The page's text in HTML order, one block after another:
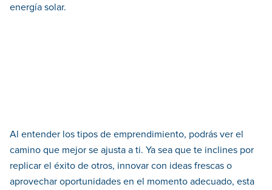
energía solar.
Al entender los tipos de emprendimiento, podrás ver el
camino que mejor se ajusta a ti. Ya sea que te inclines por
replicar el éxito de otros, innovar con ideas frescas o
aprovechar oportunidades en el momento adecuado, esta